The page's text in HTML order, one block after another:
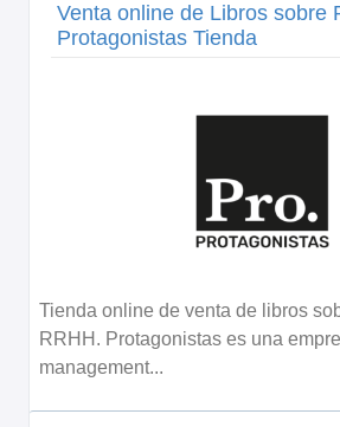
Venta online de Libros sobre
Protagonistas Tienda
Tienda online de venta de libros
RRHH. Protagonistas es una
management...